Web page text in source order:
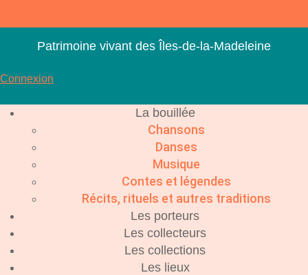
contenu
Patrimoine vivant des Îles-de-la-Madeleine
Connexion
La bouillée
Chansons
Danses
Musique
Contes et légendes
Récits, rituels et autres traditions
Les porteurs
Les collecteurs
Les collections
Les lieux